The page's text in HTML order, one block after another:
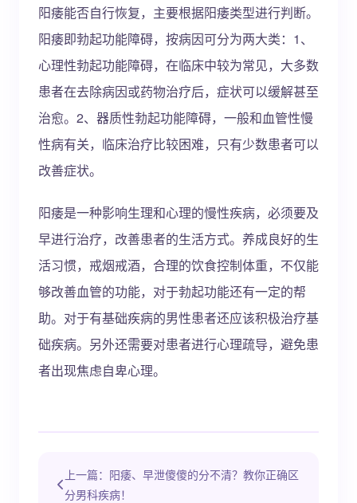
阳痿能否自行恢复，主要根据阳痿类型进行判断。
阳痿即勃起功能障碍，按病因可分为两大类：1、
心理性勃起功能障碍，在临床中较为常见，大多数
患者在去除病因或药物治疗后，症状可以缓解甚至
治愈。2、器质性勃起功能障碍，一般和血管性慢
性病有关，临床治疗比较困难，只有少数患者可以
改善症状。
阳痿是一种影响生理和心理的慢性疾病，必须要及
早进行治疗，改善患者的生活方式。养成良好的生
活习惯，戒烟戒酒，合理的饮食控制体重，不仅能
够改善血管的功能，对于勃起功能还有一定的帮
助。对于有基础疾病的男性患者还应该积极治疗基
础疾病。另外还需要对患者进行心理疏导，避免患
者出现焦虑自卑心理。
上一篇：阳痿、早泄傻傻的分不清？教你正确区
分男科疾病！